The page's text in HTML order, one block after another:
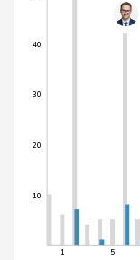
10
20
30
40
1 5